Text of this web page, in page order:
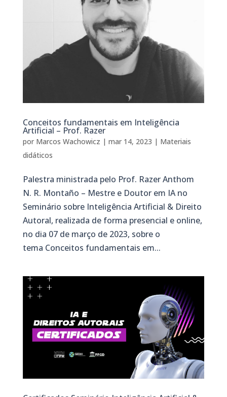
Conceitos fundamentais em Inteligência
Artificial – Prof. Razer
por Marcos Wachowicz | mar 14, 2023 | Materiais
didáticos
Palestra ministrada pelo Prof. Razer Anthom
N. R. Montaño – Mestre e Doutor em IA no
Seminário sobre Inteligência Artificial & Direito
Autoral, realizada de forma presencial e online,
no dia 07 de março de 2023, sobre o
tema Conceitos fundamentais em...